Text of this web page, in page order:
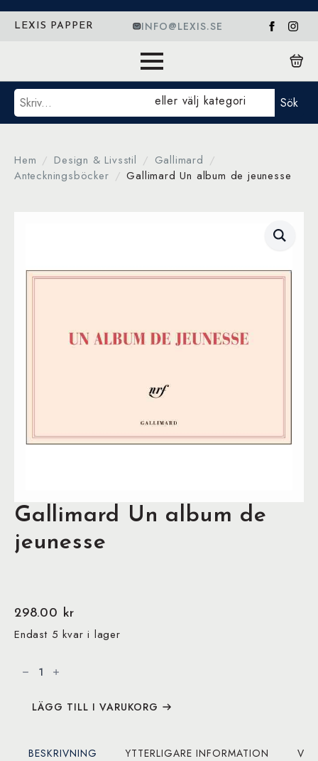
LEXIS PAPPER INFO@LEXIS.SE
Sök eller välj kategori Sök
Hem Design & Livsstil
Gallimard
Anteckningsböcker
Gallimard Un album de jeunesse
Gallimard Un album de
jeunesse
298.00 kr
Endast 5 kvar i lager
album
mängdLÄGG TILL I VARUKORG
BESKRIVNING YTTERLIGARE INFORMATION